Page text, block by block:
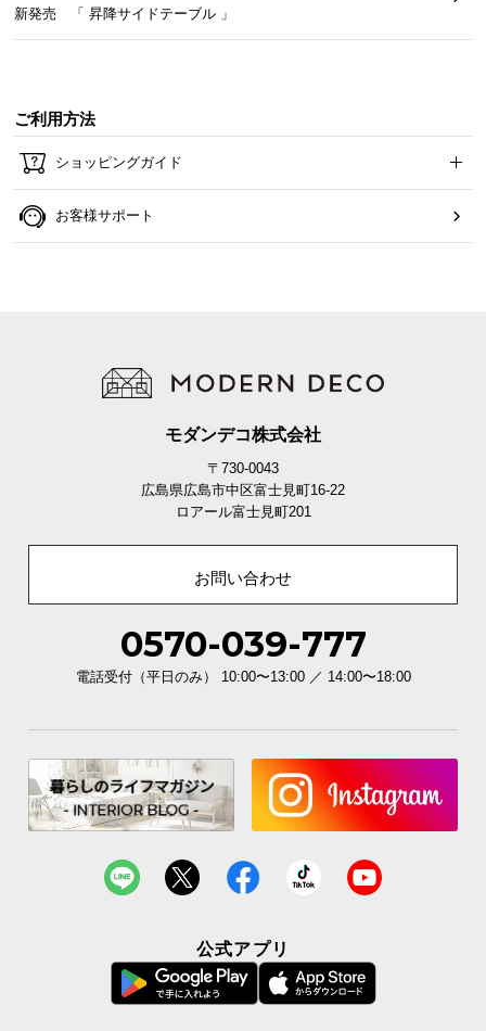
新発売 「 昇降サイドテーブル 」
ご利用方法
ショッピングガイド
お客様サポート
モダンデコ株式会社
〒730-0043
広島県広島市中区富士見町16-22
ロアール富士見町201
お問い合わせ
0570-039-777
電話受付（平日のみ） 10:00〜13:00 ／ 14:00〜18:00
公式アプリ